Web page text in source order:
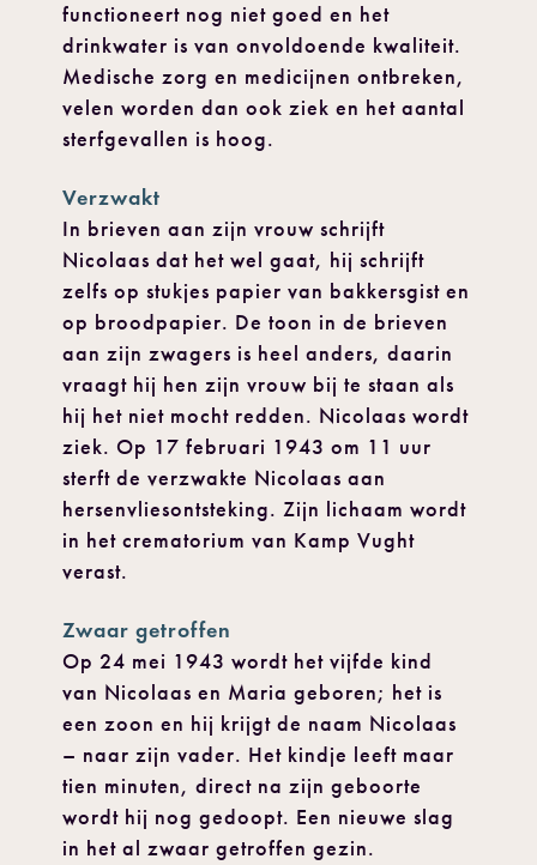
functioneert nog niet goed en het
drinkwater is van onvoldoende kwaliteit.
Medische zorg en medicijnen ontbreken,
velen worden dan ook ziek en het aantal
sterfgevallen is hoog.
Verzwakt
In brieven aan zijn vrouw schrijft
Nicolaas dat het wel gaat, hij schrijft
zelfs op stukjes papier van bakkersgist en
op broodpapier. De toon in de brieven
aan zijn zwagers is heel anders, daarin
vraagt hij hen zijn vrouw bij te staan als
hij het niet mocht redden. Nicolaas wordt
ziek. Op 17 februari 1943 om 11 uur
sterft de verzwakte Nicolaas aan
hersenvliesontsteking. Zijn lichaam wordt
in het crematorium van Kamp Vught
verast.
Zwaar getroffen
Op 24 mei 1943 wordt het vijfde kind
van Nicolaas en Maria geboren; het is
een zoon en hij krijgt de naam Nicolaas
– naar zijn vader. Het kindje leeft maar
tien minuten, direct na zijn geboorte
wordt hij nog gedoopt. Een nieuwe slag
in het al zwaar getroffen gezin.